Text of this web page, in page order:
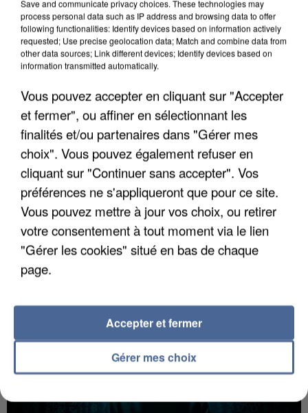
INTERPELLÉ EN ALGÉRIE
UNE TOURISTE DE L’OISE EMPORTÉE PAR UNE
COULÉE DE BOUE EN HAUTE-SAVOIE
Save and communicate privacy choices. These technologies may
process personal data such as IP address and browsing data to offer
following functionalities: Identify devices based on information actively
requested; Use precise geolocation data; Match and combine data from
other data sources; Link different devices; Identify devices based on
information transmitted automatically.
Vous pouvez accepter en cliquant sur "Accepter
et fermer", ou affiner en sélectionnant les
finalités et/ou partenaires dans "Gérer mes
choix". Vous pouvez également refuser en
cliquant sur "Continuer sans accepter". Vos
préférences ne s'appliqueront que pour ce site.
Vous pouvez mettre à jour vos choix, ou retirer
votre consentement à tout moment via le lien
"Gérer les cookies" situé en bas de chaque
page.
Gérer mes choix
Accepter et fermer